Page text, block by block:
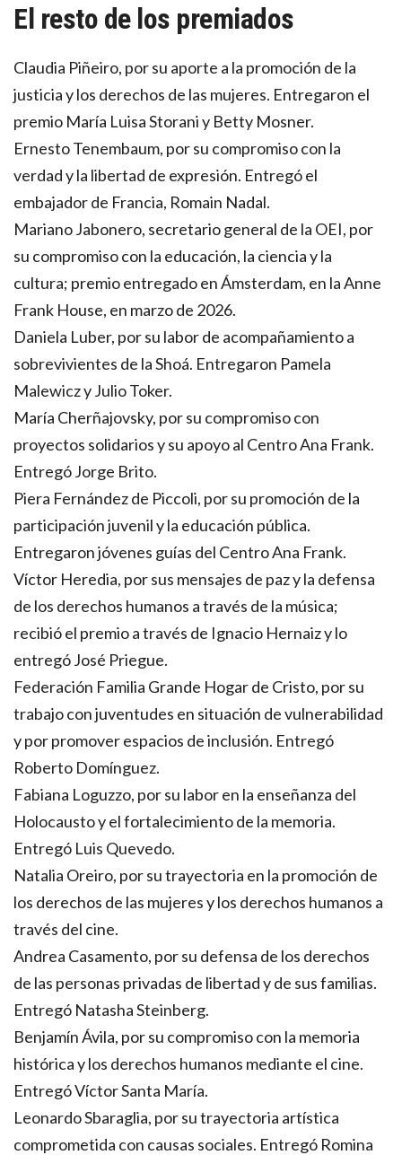
El resto de los premiados
Claudia Piñeiro, por su aporte a la promoción de la
justicia y los derechos de las mujeres. Entregaron el
premio María Luisa Storani y Betty Mosner.
Ernesto Tenembaum, por su compromiso con la
verdad y la libertad de expresión. Entregó el
embajador de Francia, Romain Nadal.
Mariano Jabonero, secretario general de la OEI, por
su compromiso con la educación, la ciencia y la
cultura; premio entregado en Ámsterdam, en la Anne
Frank House, en marzo de 2026.
Daniela Luber, por su labor de acompañamiento a
sobrevivientes de la Shoá. Entregaron Pamela
Malewicz y Julio Toker.
María Cherñajovsky, por su compromiso con
proyectos solidarios y su apoyo al Centro Ana Frank.
Entregó Jorge Brito.
Piera Fernández de Piccoli, por su promoción de la
participación juvenil y la educación pública.
Entregaron jóvenes guías del Centro Ana Frank.
Víctor Heredia, por sus mensajes de paz y la defensa
de los derechos humanos a través de la música;
recibió el premio a través de Ignacio Hernaiz y lo
entregó José Priegue.
Federación Familia Grande Hogar de Cristo, por su
trabajo con juventudes en situación de vulnerabilidad
y por promover espacios de inclusión. Entregó
Roberto Domínguez.
Fabiana Loguzzo, por su labor en la enseñanza del
Holocausto y el fortalecimiento de la memoria.
Entregó Luis Quevedo.
Natalia Oreiro, por su trayectoria en la promoción de
los derechos de las mujeres y los derechos humanos a
través del cine.
Andrea Casamento, por su defensa de los derechos
de las personas privadas de libertad y de sus familias.
Entregó Natasha Steinberg.
Benjamín Ávila, por su compromiso con la memoria
histórica y los derechos humanos mediante el cine.
Entregó Víctor Santa María.
Leonardo Sbaraglia, por su trayectoria artística
comprometida con causas sociales. Entregó Romina